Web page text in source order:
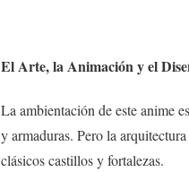
El Arte, la Animación y el
La ambientación de este anime
y armaduras. Pero la
clásicos castillos y fortalezas.